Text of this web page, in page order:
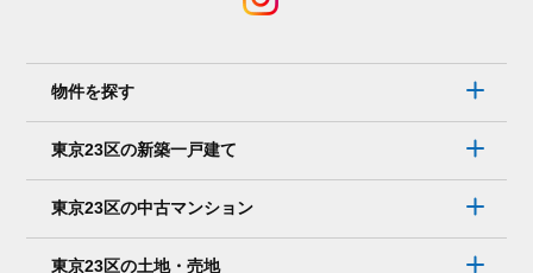
物件を探す
東京23区の新築一戸建て
東京23区の中古マンション
東京23区の土地・売地